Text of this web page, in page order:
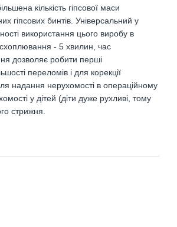
кількість гіпсової маси
гіпсових бинтів. Універсальний у
використання цього виробу в
- 5 хвилин, час
дозволяє робити перші
переломів і для корекції
надання нерухомості в операційному
у дітей (діти дуже рухливі, тому
стрижня.